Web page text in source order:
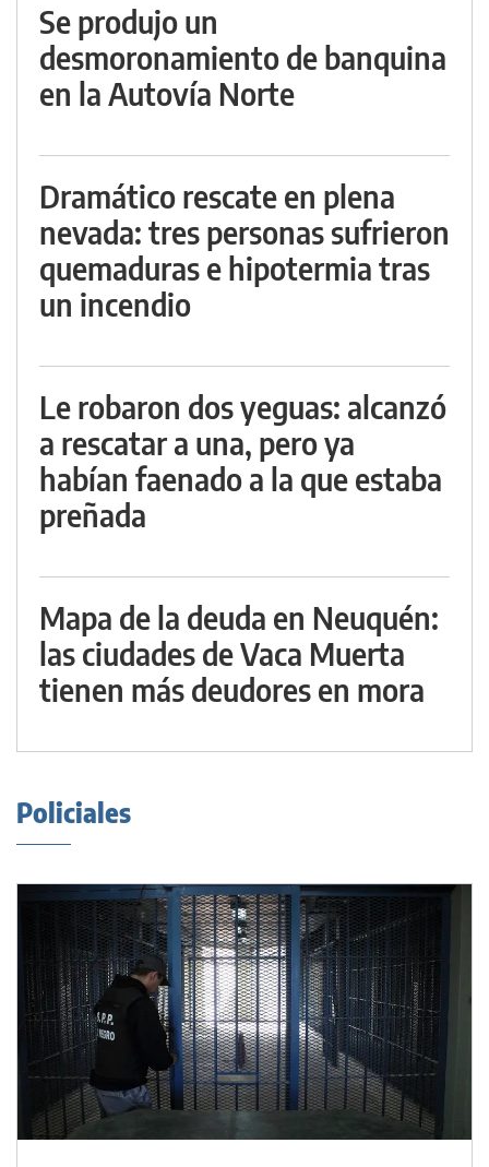
Se produjo un
desmoronamiento de banquina
en la Autovía Norte
Dramático rescate en plena
nevada: tres personas sufrieron
quemaduras e hipotermia tras
un incendio
Le robaron dos yeguas: alcanzó
a rescatar a una, pero ya
habían faenado a la que estaba
preñada
Mapa de la deuda en Neuquén:
las ciudades de Vaca Muerta
tienen más deudores en mora
Policiales